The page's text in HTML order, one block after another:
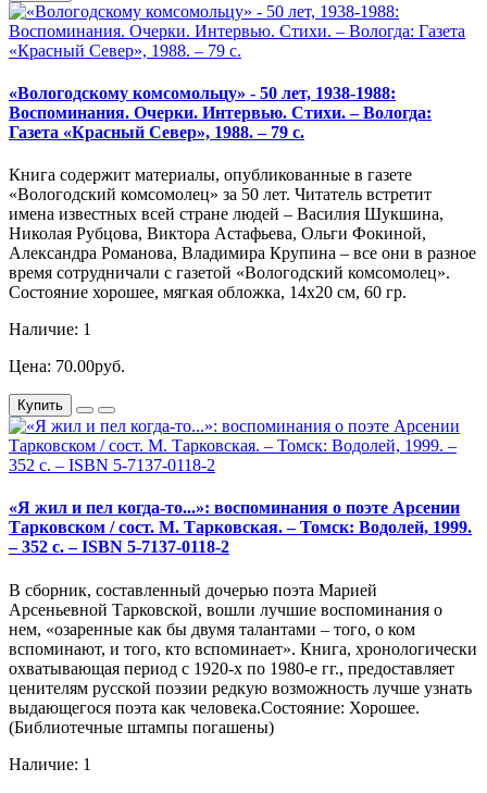
«Вологодскому комсомольцу» - 50 лет, 1938-1988:
Воспоминания. Очерки. Интервью. Стихи. – Вологда:
Газета «Красный Север», 1988. – 79 с.
Книга содержит материалы, опубликованные в газете
«Вологодский комсомолец» за 50 лет. Читатель встретит
имена известных всей стране людей – Василия Шукшина,
Николая Рубцова, Виктора Астафьева, Ольги Фокиной,
Александра Романова, Владимира Крупина – все они в разное
время сотрудничали с газетой «Вологодский комсомолец».
Состояние хорошее, мягкая обложка, 14х20 см, 60 гр.
Наличие: 1
Цена: 70.00руб.
Купить
«Я жил и пел когда-то...»: воспоминания о поэте Арсении
Тарковском / сост. М. Тарковская. – Томск: Водолей, 1999.
– 352 с. – ISBN 5-7137-0118-2
В сборник, составленный дочерью поэта Марией
Арсеньевной Тарковской, вошли лучшие воспоминания о
нем, «озаренные как бы двумя талантами – того, о ком
вспоминают, и того, кто вспоминает». Книга, хронологически
охватывающая период с 1920-х по 1980-е гг., предоставляет
ценителям русской поэзии редкую возможность лучше узнать
выдающегося поэта как человека.Состояние: Хорошее.
(Библиотечные штампы погашены)
Наличие: 1